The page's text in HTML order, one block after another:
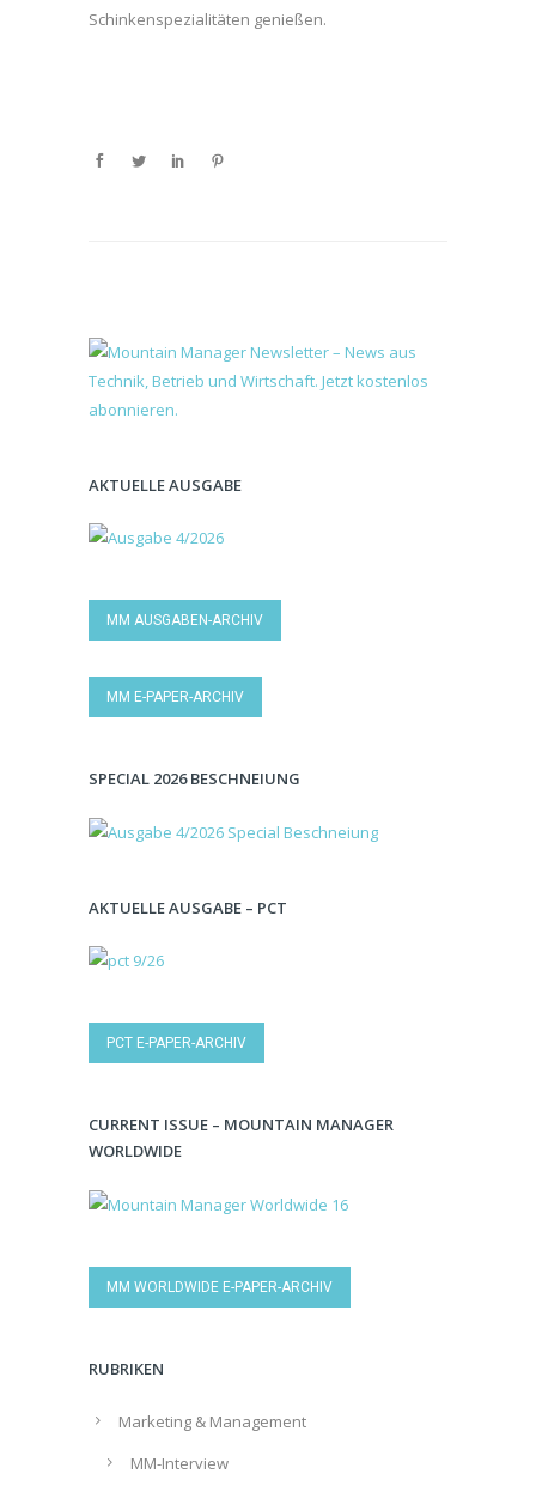
Schinkenspezialitäten genießen.
AKTUELLE AUSGABE
MM AUSGABEN-ARCHIV
MM E-PAPER-ARCHIV
SPECIAL 2026 BESCHNEIUNG
AKTUELLE AUSGABE – PCT
PCT E-PAPER-ARCHIV
CURRENT ISSUE – MOUNTAIN MANAGER
WORLDWIDE
MM WORLDWIDE E-PAPER-ARCHIV
RUBRIKEN
Marketing & Management
MM-Interview